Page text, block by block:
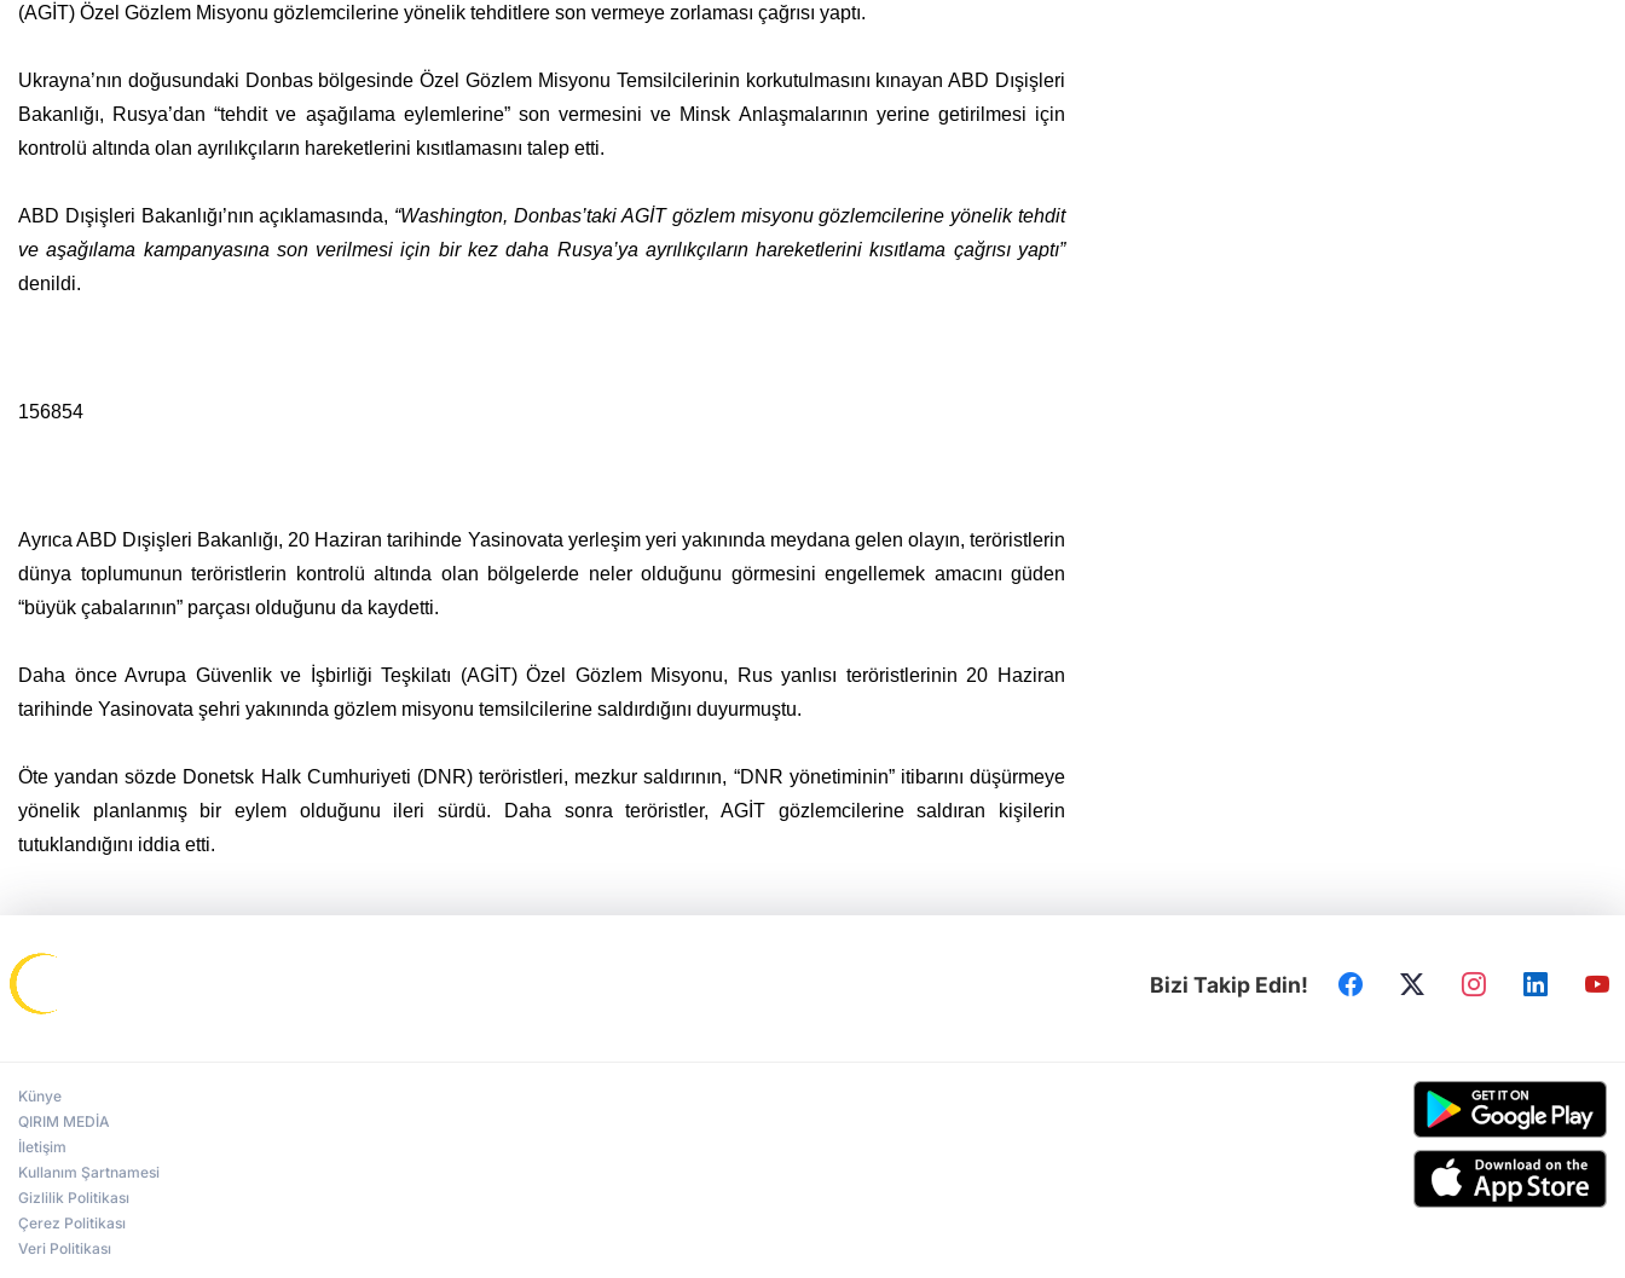
(AGİT) Özel Gözlem Misyonu gözlemcilerine yönelik tehditlere son vermeye zorlaması çağrısı yaptı.
Ukrayna’nın doğusundaki Donbas bölgesinde Özel Gözlem Misyonu Temsilcilerinin korkutulmasını kınayan ABD Dışişleri
Bakanlığı, Rusya’dan “tehdit ve aşağılama eylemlerine” son vermesini ve Minsk Anlaşmalarının yerine getirilmesi için
kontrolü altında olan ayrılıkçıların hareketlerini kısıtlamasını talep etti.
ABD Dışişleri Bakanlığı’nın açıklamasında, “Washington, Donbas’taki AGİT gözlem misyonu gözlemcilerine yönelik tehdit
ve aşağılama kampanyasına son verilmesi için bir kez daha Rusya’ya ayrılıkçıların hareketlerini kısıtlama çağrısı yaptı”
denildi.
156854
Ayrıca ABD Dışişleri Bakanlığı, 20 Haziran tarihinde Yasinovata yerleşim yeri yakınında meydana gelen olayın, teröristlerin
dünya toplumunun teröristlerin kontrolü altında olan bölgelerde neler olduğunu görmesini engellemek amacını güden
“büyük çabalarının” parçası olduğunu da kaydetti.
Daha önce Avrupa Güvenlik ve İşbirliği Teşkilatı (AGİT) Özel Gözlem Misyonu, Rus yanlısı teröristlerinin 20 Haziran
tarihinde Yasinovata şehri yakınında gözlem misyonu temsilcilerine saldırdığını duyurmuştu.
Öte yandan sözde Donetsk Halk Cumhuriyeti (DNR) teröristleri, mezkur saldırının, “DNR yönetiminin” itibarını düşürmeye
yönelik planlanmış bir eylem olduğunu ileri sürdü. Daha sonra teröristler, AGİT gözlemcilerine saldıran kişilerin
tutuklandığını iddia etti.
Bizi Takip Edin!
Künye
QIRIM MEDİA
İletişim
Kullanım Şartnamesi
Gizlilik Politikası
Çerez Politikası
Veri Politikası